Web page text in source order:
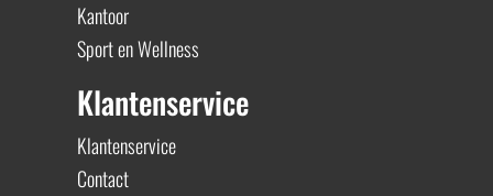
Kantoor
Sport en Wellness
Klantenservice
Klantenservice
Contact